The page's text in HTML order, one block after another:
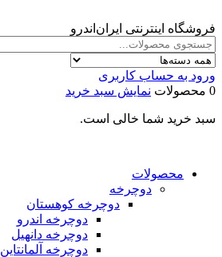
فروشگاه اینترنتی ایران‌اندرو
ورود به حساب کاربری
0 محصولات
نمایش سبد خرید
سبد خرید شما خالی است.
محصولات
دوچرخه
دوچرخه کوهستان
دوچرخه اندرو
دوچرخه دانهیل
دوچرخه آلمانتاین